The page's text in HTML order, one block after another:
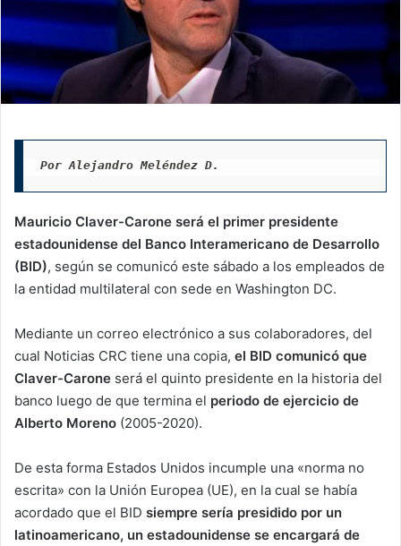
Por Alejandro Meléndez D.
Mauricio Claver-Carone será el primer presidente
estadounidense del Banco Interamericano de Desarrollo
(BID), según se comunicó este sábado a los empleados de
la entidad multilateral con sede en Washington DC.
Mediante un correo electrónico a sus colaboradores, del
cual Noticias CRC tiene una copia, el BID comunicó que
Claver-Carone será el quinto presidente en la historia del
banco luego de que termina el periodo de ejercicio de
Alberto Moreno (2005-2020).
De esta forma Estados Unidos incumple una «norma no
escrita» con la Unión Europea (UE), en la cual se había
acordado que el BID siempre sería presidido por un
latinoamericano, un estadounidense se encargará de